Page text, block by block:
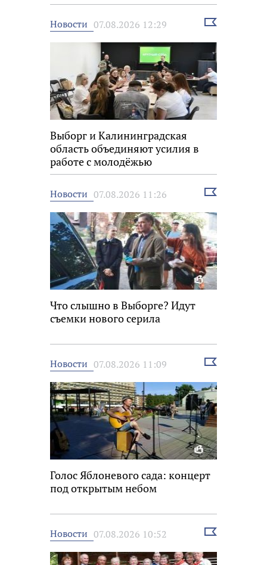
Новости 07.08.2026 12:29
Выбрать
Выборг и Калининградская
область объединяют усилия в
работе с молодёжью
Новости 07.08.2026 11:26
Выбрать
Что слышно в Выборге? Идут
съемки нового серила
Новости 07.08.2026 11:09
Выбрать
Голос Яблоневого сада: концерт
под открытым небом
Новости 07.08.2026 10:52
Выбрать